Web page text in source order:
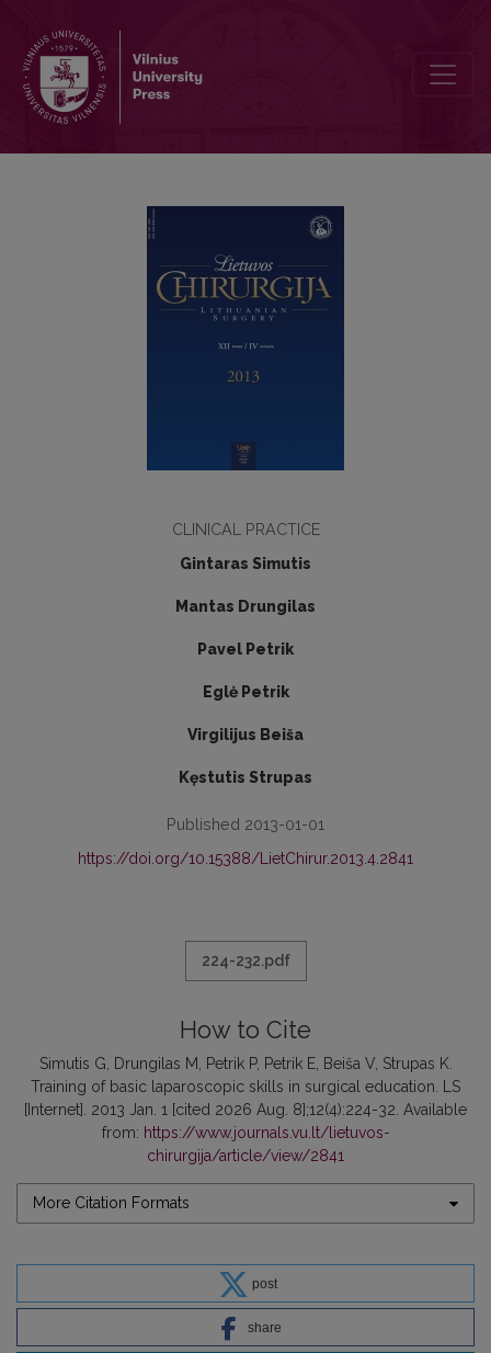
CLINICAL PRACTICE
Gintaras Simutis
Mantas Drungilas
Pavel Petrik
Eglė Petrik
Virgilijus Beiša
Kęstutis Strupas
Published 2013-01-01
https://doi.org/10.15388/LietChirur.2013.4.2841
224-232.pdf
How to Cite
Simutis G, Drungilas M, Petrik P, Petrik E, Beiša V, Strupas K.
Training of basic laparoscopic skills in surgical education. LS
[Internet]. 2013 Jan. 1 [cited 2026 Aug. 8];12(4):224-32. Available
from: https://www.journals.vu.lt/lietuvos-
chirurgija/article/view/2841
More Citation Formats
post
share